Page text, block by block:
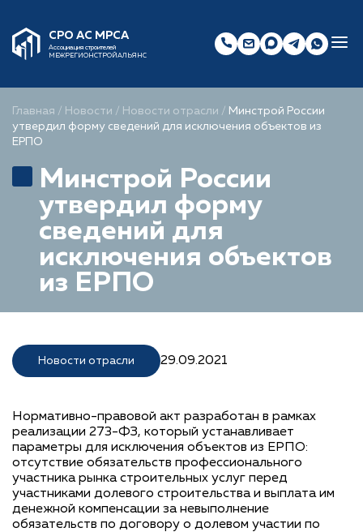
СРО АС МРСА
Ассоциация строителей
МЕЖРЕГИОНСТРОЙАЛЬЯНС
Главная / Новости / Новости отрасли / Минстрой России
утвердил форму сведений для исключения объектов из
ЕРПО
Минстрой России
утвердил форму
сведений для
исключения объектов
из ЕРПО
Новости отрасли 29.09.2021
Нормативно-правовой акт разработан в рамках
реализации 273-ФЗ, который устанавливает
параметры для исключения объектов из ЕРПО:
отсутствие обязательств профессионального
участника рынка строительных услуг перед
участниками долевого строительства и выплата им
денежной компенсации за невыполнение
обязательств по договору о долевом участии по